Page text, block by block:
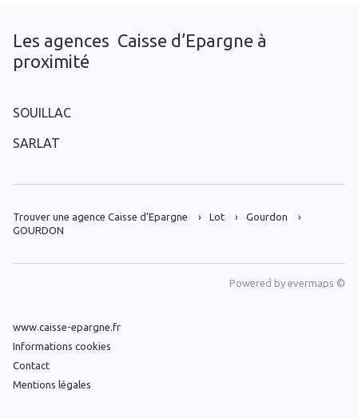
Les agences Caisse d’Epargne à
proximité
SOUILLAC
SARLAT
Trouver une agence Caisse d’Epargne Lot
Gourdon
GOURDON
Powered by evermaps ©
www.caisse-epargne.fr
Informations cookies
Contact
Mentions légales